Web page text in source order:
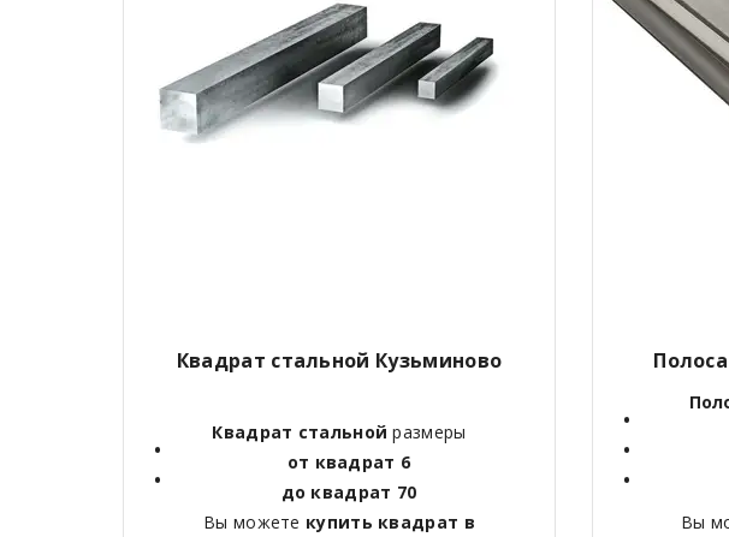
Квадрат стальной Кузьминово
Квадрат стальной размеры
от квадрат 6
до квадрат 70
Вы можете купить квадрат в
Вы